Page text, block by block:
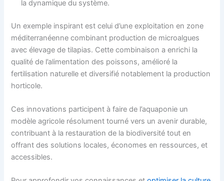
la dynamique du système.
Un exemple inspirant est celui d’une exploitation en zone
méditerranéenne combinant production de microalgues
avec élevage de tilapias. Cette combinaison a enrichi la
qualité de l’alimentation des poissons, amélioré la
fertilisation naturelle et diversifié notablement la production
horticole.
Ces innovations participent à faire de l’aquaponie un
modèle agricole résolument tourné vers un avenir durable,
contribuant à la restauration de la biodiversité tout en
offrant des solutions locales, économes en ressources, et
accessibles.